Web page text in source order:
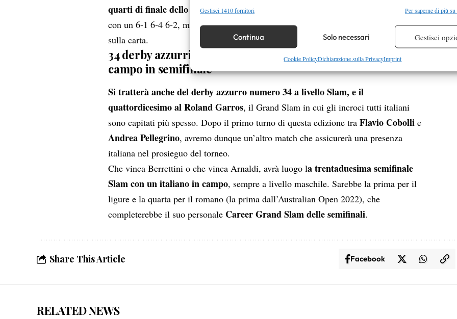
Funzionalità
Identificare i dispositivi in base alle informazioni trasmesse automaticamente.
Garantire la sicurezza, prevenire e rilevare frodi, correggere errori,
Erogare e presentare pubblicità e contenuto, Salvare e comunicare le
Gestisci 1410 fornitori Per saperne di più
Continua Solo necessari Gestisci
Cookie PolicyDichiarazione sulla PrivacyImprint
quarti di finale dello US Open 2025. In quel caso vinse nettamente l’altoatesino
con un 6-1 6-4 6-2, mentre nel derby tra i Matteo ci si aspetta più equilibrio, almeno
sulla carta.
34 derby azzurri negli Slam e la certezza di un italiano in
campo in semifinale
Si tratterà anche del derby azzurro numero 34 a livello Slam, e il
quattordicesimo al Roland Garros, il Grand Slam in cui gli incroci tutti italiani
sono capitati più spesso. Dopo il primo turno di questa edizione traFlavio Cobolli e
Andrea Pellegrino, avremo dunque un’altro match che assicurerà una presenza
italiana nel prosieguo del torneo.
Che vinca Berrettini o che vinca Arnaldi, avrà luogo la trentaduesima semifinale
Slam con un italiano in campo, sempre a livello maschile. Sarebbe la prima per il
ligure e la quarta per il romano (la prima dall’Australian Open 2022), che
completerebbe il suo personale Career Grand Slam delle semifinali.
Share This Article Facebook
RELATED NEWS